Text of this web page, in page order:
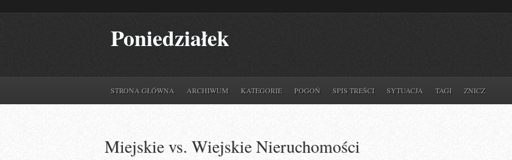
Poniedziałek
STRONA GŁÓWNA ARCHIWUM KATEGORIE POGOŃ SPIS TREŚCI SYTUACJA TAGI ZNICZ
Miejskie vs. Wiejskie Nieruchomości